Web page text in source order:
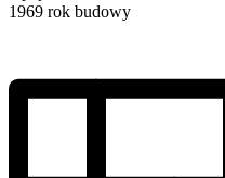
1969 rok budowy